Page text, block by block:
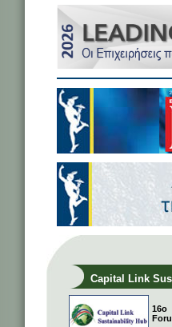
Capital Link
16ο